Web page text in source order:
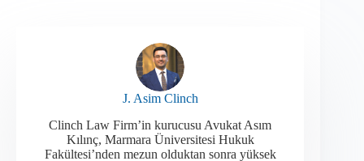
J. Asim Clinch
Clinch Law Firm’in kurucusu Avukat Asım
Kılınç, Marmara Üniversitesi Hukuk
Fakültesi’nden mezun olduktan sonra yüksek